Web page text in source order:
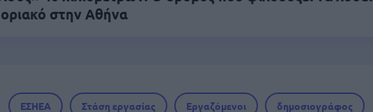
στην Αθήνα
ΕΣΗΕΑ Στάση εργασίας Εργαζόμενοι δημοσιογράφος